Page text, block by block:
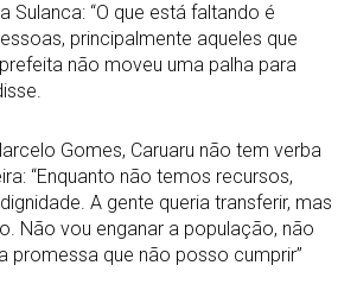
Sulanca: “O que está faltando é
principalmente aqueles que
não moveu uma palha para
Gomes, Caruaru não tem verba
“Enquanto não temos recursos,
A gente queria transferir, mas
Não vou enganar a população, não
promessa que não posso cumprir”